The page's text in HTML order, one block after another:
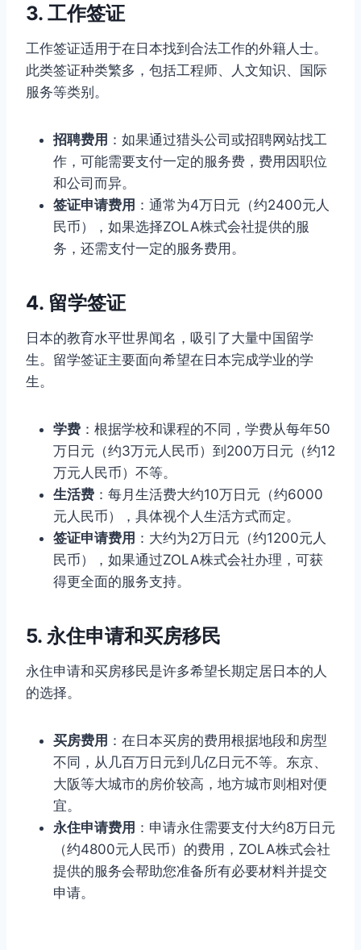
3. 工作签证
工作签证适用于在日本找到合法工作的外籍人士。
此类签证种类繁多，包括工程师、人文知识、国际
服务等类别。
招聘费用 ：如果通过猎头公司或招聘网站找工
作，可能需要支付一定的服务费，费用因职位
和公司而异。
签证申请费用 ：通常为4万日元（约2400元人
民币），如果选择ZOLA株式会社提供的服
务，还需支付一定的服务费用。
4. 留学签证
日本的教育水平世界闻名，吸引了大量中国留学
生。留学签证主要面向希望在日本完成学业的学
生。
学费 ：根据学校和课程的不同，学费从每年50
万日元（约3万元人民币）到200万日元（约12
万元人民币）不等。
生活费 ：每月生活费大约10万日元（约6000
元人民币），具体视个人生活方式而定。
签证申请费用 ：大约为2万日元（约1200元人
民币），如果通过ZOLA株式会社办理，可获
得更全面的服务支持。
5. 永住申请和买房移民
永住申请和买房移民是许多希望长期定居日本的人
的选择。
买房费用 ：在日本买房的费用根据地段和房型
不同，从几百万日元到几亿日元不等。东京、
大阪等大城市的房价较高，地方城市则相对便
宜。
永住申请费用 ：申请永住需要支付大约8万日元
（约4800元人民币）的费用，ZOLA株式会社
提供的服务会帮助您准备所有必要材料并提交
申请。